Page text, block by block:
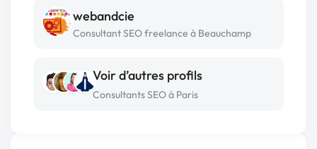
webandcie
Consultant SEO freelance à Beauchamp
Voir d’autres profils
Consultants SEO à Paris